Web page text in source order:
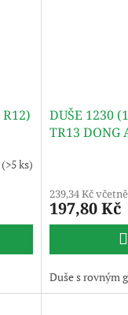
(>5 ks)
DUŠE 1230
TR13 DONG
239,34 Kč
197,80 Kč
Duše s rovným